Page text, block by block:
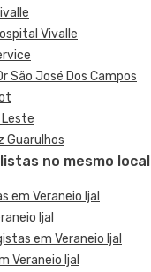
Vivalle
São José Dos Campos
Guarulhos
no mesmo local
em Veraneio Ijal
Ijal
em Veraneio Ijal
Veraneio Ijal